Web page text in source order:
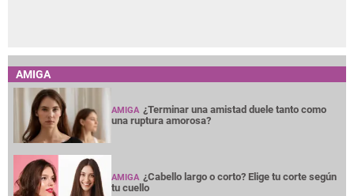
AMIGA
AMIGA ¿Terminar una amistad duele tanto como
una ruptura amorosa?
AMIGA ¿Cabello largo o corto? Elige tu corte según
tu cuello